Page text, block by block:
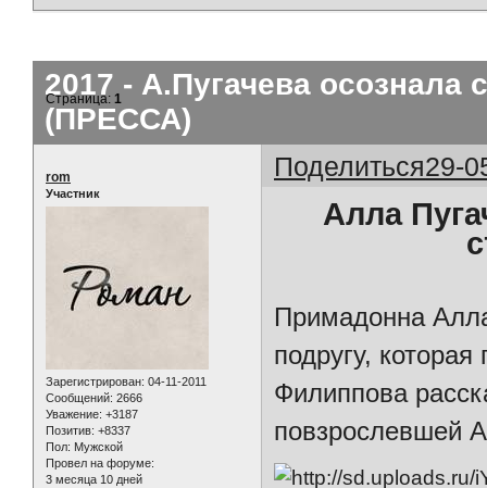
2017 - А.Пугачева осознала
(ПРЕССА)
Страница:1
Поделиться29-
rom
Участник
Зарегистрирован: 04-11-2011
Сообщений: 2666
Уважение: +3187
Позитив: +8337
Пол: Мужской
Провел на форуме:
3 месяца 10 дней
Алла
Примадонна
подругу,
Филиппова
повзрослевшей